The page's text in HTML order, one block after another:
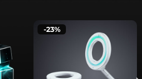
-23%